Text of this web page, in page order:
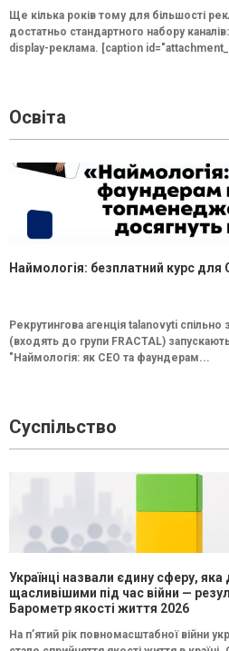
Ще кілька років тому для більшості
достатньо стандартного набору
display-реклама. [caption
Освіта
Наймологія: безплатний курс для
Рекрутингова агенція talanovyti
(входять до групи FRACTAL)
"Наймологія: як СEO та фаундерам...
Суспільство
Українці назвали єдину сферу, яка
щасливішими під час війни —
Барометр якості життя 2026
На п’ятий рік повномасштабної війни